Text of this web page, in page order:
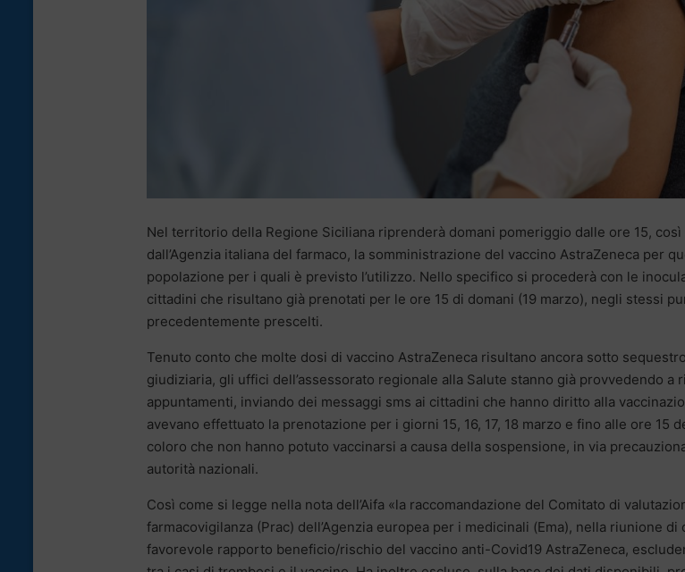
Nel territorio della Regione Siciliana riprenderà domani pomeriggio dalle ore 15,
dall’Agenzia italiana del farmaco, la somministrazione del vaccino AstraZeneca per
popolazione per i quali è previsto l’utilizzo. Nello specifico si procederà con le
cittadini che risultano già prenotati per le ore 15 di domani (19 marzo), negli stessi
precedentemente prescelti.
Tenuto conto che molte dosi di vaccino AstraZeneca risultano ancora sotto
giudiziaria, gli uffici dell’assessorato regionale alla Salute stanno già provvedendo a
appuntamenti, inviando dei messaggi sms ai cittadini che hanno diritto alla
avevano effettuato la prenotazione per i giorni 15, 16, 17, 18 marzo e fino alle ore 15
coloro che non hanno potuto vaccinarsi a causa della sospensione, in via
autorità nazionali.
Così come si legge nella nota dell’Aifa «la raccomandazione del Comitato di
farmacovigilanza (Prac) dell’Agenzia europea per i medicinali (Ema), nella riunione
favorevole rapporto beneficio/rischio del vaccino anti-Covid19 AstraZeneca,